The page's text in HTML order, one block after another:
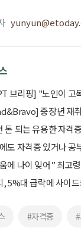
브리핑] "노인이 고
중장년 재
돈 되는 유용한 자격
도 자격증 있거나 공
에 나이 잊어” 최고
, 5%대 급락에 사이
#자격증